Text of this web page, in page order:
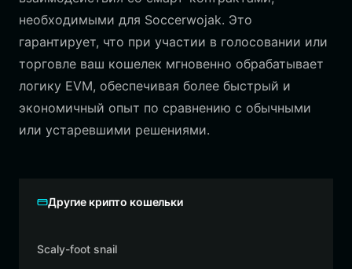
необходимыми для Soccerwojak. Это
гарантирует, что при участии в голосовании или
торговле ваш кошелек мгновенно обрабатывает
логику EVM, обеспечивая более быстрый и
экономичный опыт по сравнению с обычными
или устаревшими решениями.
Другие крипто кошельки
Scaly-foot snail